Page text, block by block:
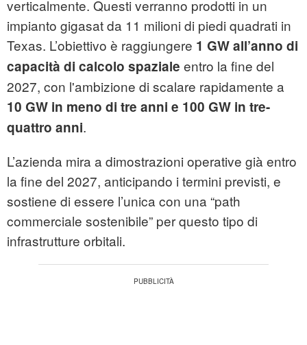
verticalmente. Questi verranno prodotti in un
impianto gigasat da 11 milioni di piedi quadrati in
Texas. L’obiettivo è raggiungere 1 GW all’anno di
capacità di calcolo spaziale entro la fine del
2027, con l'ambizione di scalare rapidamente a
10 GW in meno di tre anni e 100 GW in tre-
quattro anni.
L’azienda mira a dimostrazioni operative già entro
la fine del 2027, anticipando i termini previsti, e
sostiene di essere l’unica con una “path
commerciale sostenibile” per questo tipo di
infrastrutture orbitali.